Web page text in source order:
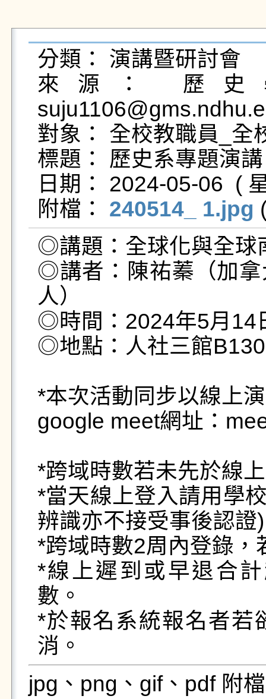
分類： 演講暨研討會
來源： 歷
對象： 全校教職員_全
標題： 歷史系專題演
日期： 2024-05-06  (
附檔： 240514_ 1.jpg
◎講題：全球化與全球
◎講者：陳祐蓁（加
人）
◎時間：2024年5月14
◎地點：人社三館B130
*本次活動同步以線上
google meet網址：
*跨域時數若未先於線
*當天線上登入請用學
辨識亦不接受事後認證
*跨域時數2周內登錄，
*線上遲到或早退合
數。
*於報名系統報名者若
消。
jpg、png、gif、pdf 附